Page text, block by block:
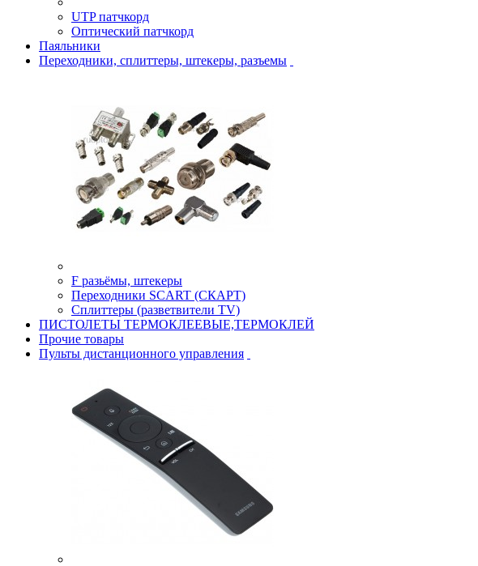
UTP патчкорд
Оптический патчкорд
Паяльники
Переходники, сплиттеры, штекеры, разъемы
F разьёмы, штекеры
Переходники SCART (СКАРТ)
Сплиттеры (разветвители TV)
ПИСТОЛЕТЫ ТЕРМОКЛЕЕВЫЕ,ТЕРМОКЛЕЙ
Прочие товары
Пульты дистанционного управления